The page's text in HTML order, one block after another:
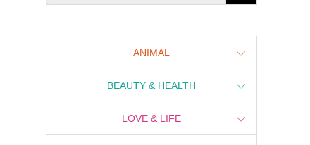
ANIMAL
BEAUTY & HEALTH
LOVE & LIFE